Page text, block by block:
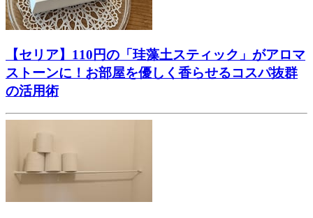
【セリア】110円の「珪藻土スティック」がアロマ
ストーンに！お部屋を優しく香らせるコスパ抜群
の活用術